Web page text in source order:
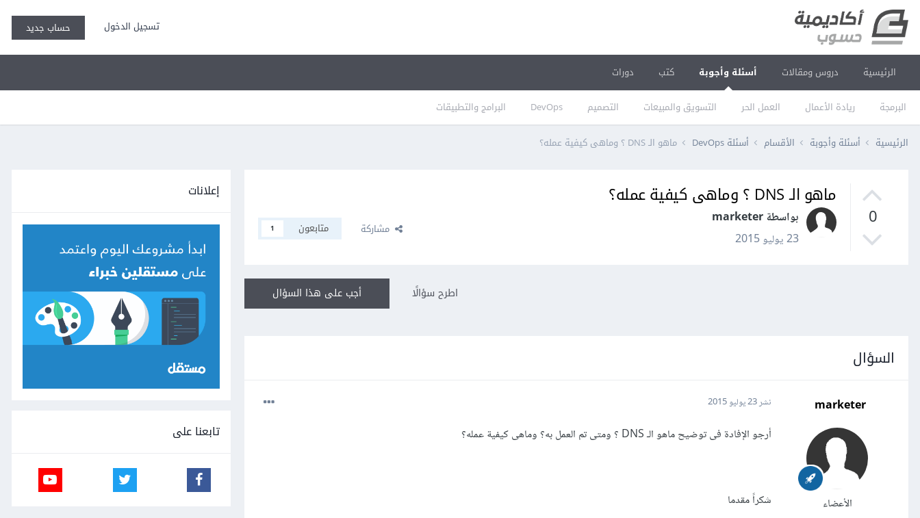
تسجيل الدخول حساب جديد
الرئيسية دروس ومقالات أسئلة وأجوبة
البرمجة ريادة الأعمال العمل الحر التسويق والمبيعات التصميم DevOps البرامج والتطبيقات
كتب دورات
الرئيسية أسئلة وأجوبة الأقسام أسئلة DevOps ماهو الـ DNS ؟ وماهى كيفية عمله؟
0
ماهو الـ DNS ؟ وماهى كيفية عمله؟
بواسطة marketer
23 يوليو 2015
مشاركة متابعون 1
أجب على هذا السؤال اطرح سؤالًا
السؤال
marketer
الأعضاء
نشر23 يوليو 2015
أرجو الإفادة فى توضيح ماهو الـ DNS ؟ ومتى تم العمل به؟ وماهى كيفية عمله؟
شكراً مقدما
إعلانات
تابعنا على